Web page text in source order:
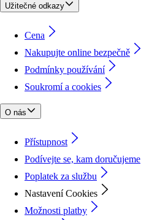
Užitečné odkazy
Cena
Nakupujte online bezpečně
Podmínky používání
Soukromí a cookies
O nás
Přístupnost
Podívejte se, kam doručujeme
Poplatek za službu
Nastavení Cookies
Možnosti platby